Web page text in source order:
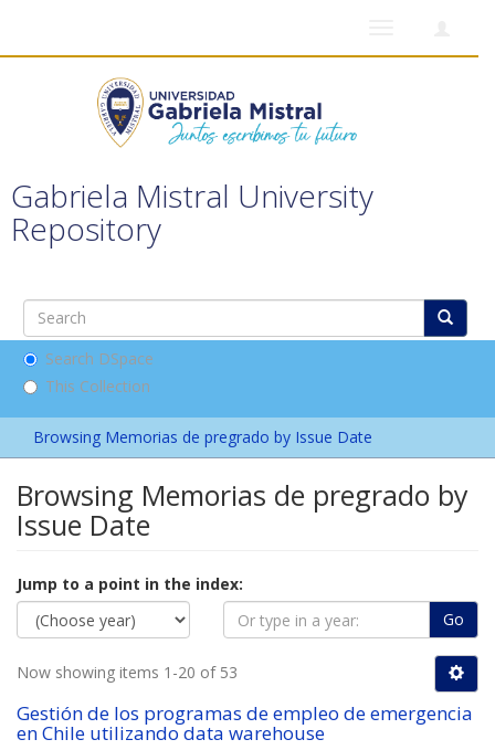
Gabriela Mistral University
Repository
Search DSpace
This Collection
Browsing Memorias de pregrado by Issue Date
Browsing Memorias de pregrado by
Issue Date
Jump to a point in the index:
Go
Now showing items 1-20 of 53
Gestión de los programas de empleo de emergencia
en Chile utilizando data warehouse